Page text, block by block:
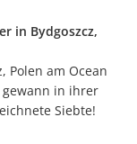
in Bydgoszcz,
Polen am Ocean
in ihrer
Siebte!